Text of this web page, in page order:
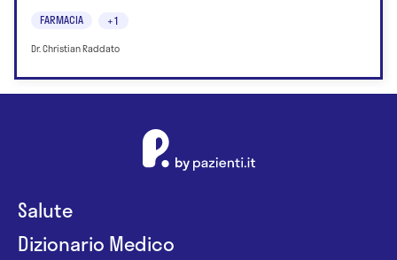
FARMACIA +1
Dr. Christian Raddato
Salute
Dizionario Medico